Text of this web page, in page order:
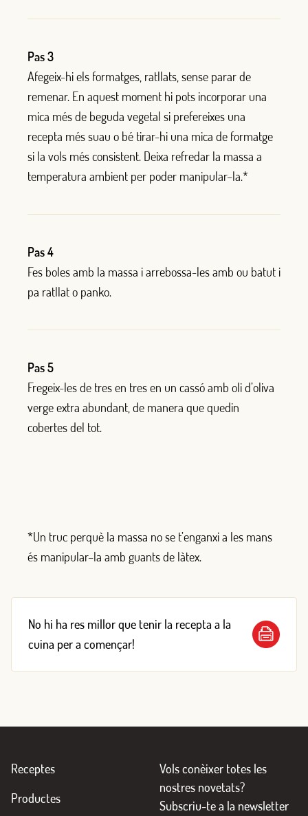
Pas 3
Afegeix-hiels formatges ratllats sense parar de
remenar. En aquest moment hi pots incorporar una
mica mésde beguda vegetal si prefereixes una
recepta méssuau o bé tirar-hi una mica de formatge
si la vols mésconsistent. Deixa refredar la massa a
temperatura ambient per poder manipular–la.*
Pas 4
Fes bolesamb la massa iarrebossa-lesamb ou batut i
pa ratllato panko.
Pas 5
Fregeix-lesde tres en tres en un cassóamb olid’oliva
vergeextra abundant, de manera que quedin
cobertesdel tot.
*Un truc perquè la massa no se t’enganxia les mans
és manipular–la amb guants de làtex.
No hi ha res millor que tenir la recepta a la
cuina per a començar!
Receptes
Productes
Vols conèixer totes les
nostres novetats?
Subscriu-te a la newsletter